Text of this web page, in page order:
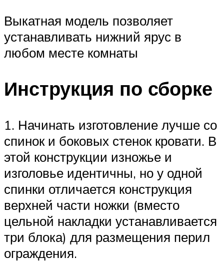
Выкатная модель позволяет
устанавливать нижний ярус в
любом месте комнаты
Инструкция по сборке
1. Начинать изготовление лучше со
спинок и боковых стенок кровати. В
этой конструкции изножье и
изголовье идентичны, но у одной
спинки отличается конструкция
верхней части ножки (вместо
цельной накладки устанавливается
три блока) для размещения перил
ограждения.